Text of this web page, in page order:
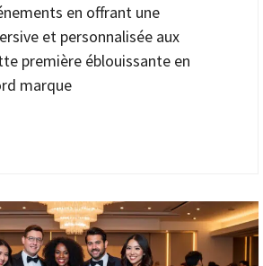
en offrant une
et personnalisée aux
première éblouissante en
marque